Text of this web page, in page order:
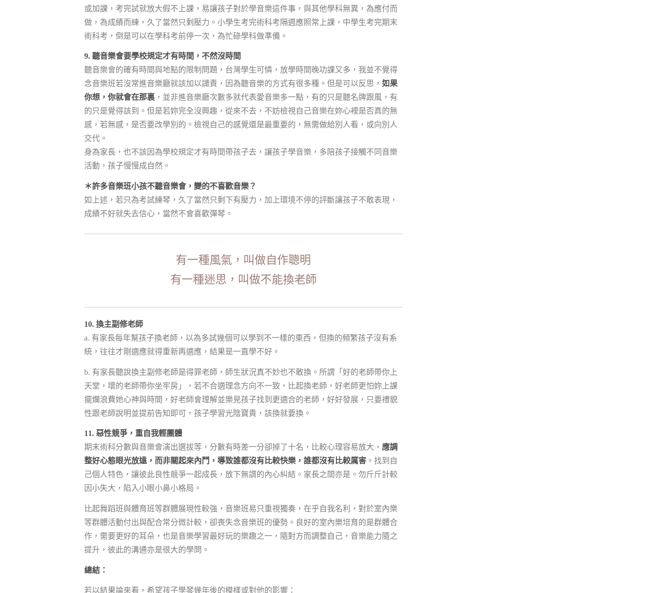
或加課，考完試就放大假不上課，易讓孩子對於學音樂這件事，與其他學科無異，為應付而
做，為成績而練，久了當然只剩壓力。小學生考完術科考隔週應照常上課，中學生考完期末
術科考，倒是可以在學科考前停一次，為忙碌學科做準備。
9. 聽音樂會要學校規定才有時間，不然沒時間
聽音樂會的確有時間與地點的限制問題，台灣學生可憐，放學時間晚功課又多，我並不覺得
念音樂班若沒常進音樂廳就該加以譴責，因為聽音樂的方式有很多種。但是可以反思， 如果
你想，你就會在那裏 ，並非進音樂廳次數多就代表愛音樂多一點，有的只是聽名牌跟風，有
的只是覺得該到。但是若妳完全沒興趣，從來不去，不妨檢視自己音樂在妳心裡是否真的無
感，若無感，是否要改學別的。檢視自己的感覺還是最重要的，無需做給別人看，或向別人
交代。
身為家長，也不該因為學校規定才有時間帶孩子去，讓孩子學音樂，多陪孩子接觸不同音樂
活動，孩子慢慢成自然。
＊許多音樂班小孩不聽音樂會，變的不喜歡音樂？
如上述，若只為考試練琴，久了當然只剩下有壓力，加上環境不停的評斷讓孩子不敢表現，
成績不好就失去信心，當然不會喜歡彈琴。
有一種風氣，叫做自作聰明
有一種迷思，叫做不能換老師
10. 換主副修老師
a. 有家長每年幫孩子換老師，以為多試幾個可以學到不一樣的東西，但換的頻繁孩子沒有系
統，往往才剛適應就得重新再適應，結果是一直學不好。
b. 有家長聽說換主副修老師是得罪老師，師生狀況真不妙也不敢換。所謂「好的老師帶你上
天堂，壞的老師帶你坐牢房」，若不合適理念方向不一致，比起換老師，好老師更怕妳上課
擺爛浪費她心神與時間，好老師會理解並樂見孩子找到更適合的老師，好好發展，只要禮貌
性跟老師說明並提前告知即可，孩子學習光陰寶貴，該換就要換。
11. 惡性競爭，重自我輕團體
期末術科分數與音樂會演出選拔等，分數有時差一分卻掉了十名，比較心理容易放大， 應調
整好心態眼光放遠，而非關起來內鬥，導致誰都沒有比較快樂，誰都沒有比較厲害 。找到自
己個人特色，讓彼此良性競爭一起成長，放下無謂的內心糾結。家長之間亦是。勿斤斤計較
因小失大，陷入小眼小鼻小格局。
比起舞蹈班與體育班等群體展現性較強，音樂班易只重視獨奏，在乎自我名利，對於室內樂
等群體活動付出與配合常分微計較，卻喪失念音樂班的優勢。良好的室內樂培育的是群體合
作，需要更好的耳朵，也是音樂學習最好玩的樂趣之一，隨對方而調整自己，音樂能力隨之
提升，彼此的溝通亦是很大的學問。
總結：
若以結果論來看，希望孩子學琴幾年後的模樣或對他的影響：